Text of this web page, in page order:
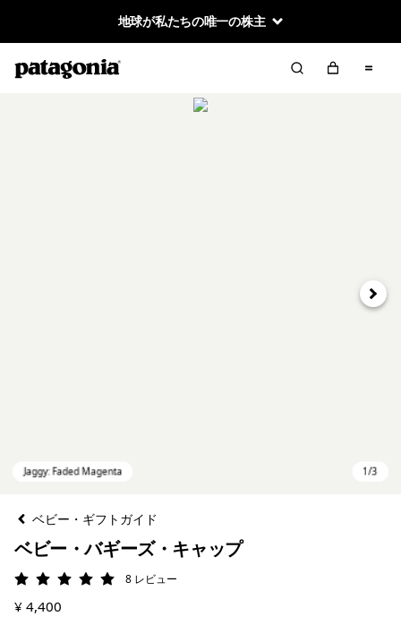
地球が私たちの唯一の株主
次へ
ベビー・ギフトガイド
ベビー・バギーズ・キャップ
評価: 5 / 5 8 レビュー
¥ 4,400